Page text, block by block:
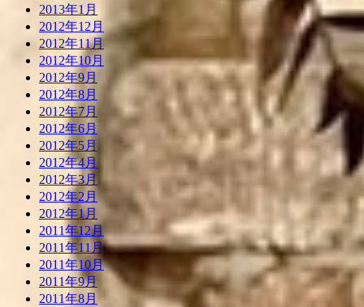
2013年1月
2012年12月
2012年11月
2012年10月
2012年9月
2012年8月
2012年7月
2012年6月
2012年5月
2012年4月
2012年3月
2012年2月
2012年1月
2011年12月
2011年11月
2011年10月
2011年9月
2011年8月